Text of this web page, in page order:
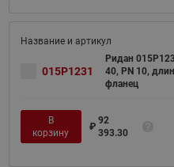
015P1231
Ридан
40, PN 10,
фланец
В
корзину
₽
92
393.30